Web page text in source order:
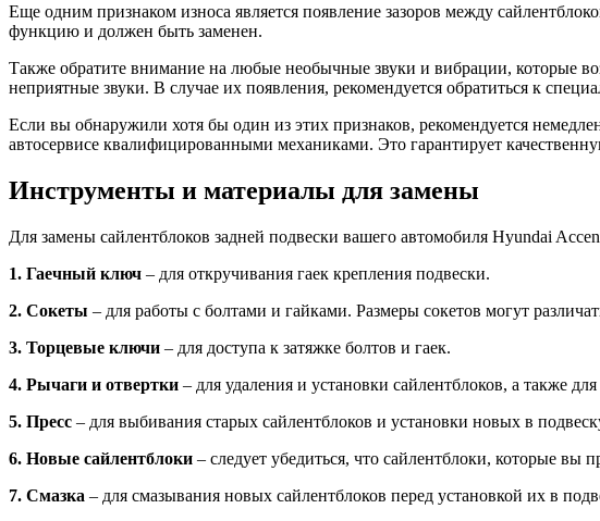
Еще одним признаком износа является появление зазоров между
функцию и должен быть заменен.
Также обратите внимание на любые необычные звуки и вибрации, которые
неприятные звуки. В случае их появления, рекомендуется обратиться к
Если вы обнаружили хотя бы один из этих признаков, рекомендуется
автосервисе квалифицированными механиками. Это гарантирует
Инструменты и материалы для замены
Для замены сайлентблоков задней подвески вашего автомобиля Hyundai
1. Гаечный ключ – для откручивания гаек крепления подвески.
2. Сокеты – для работы с болтами и гайками. Размеры сокетов могут
3. Торцевые ключи – для доступа к затяжке болтов и гаек.
4. Рычаги и отвертки – для удаления и установки сайлентблоков, а также
5. Пресс – для выбивания старых сайлентблоков и установки новых в
6. Новые сайлентблоки – следует убедиться, что сайлентблоки, которые вы
7. Смазка – для смазывания новых сайлентблоков перед установкой их в